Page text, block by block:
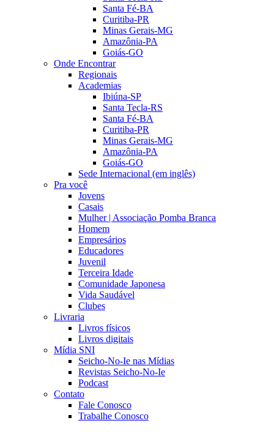
Santa Fé-BA
Curitiba-PR
Minas Gerais-MG
Amazônia-PA
Goiás-GO
Onde Encontrar
Regionais
Academias
Ibiúna-SP
Santa Tecla-RS
Santa Fé-BA
Curitiba-PR
Minas Gerais-MG
Amazônia-PA
Goiás-GO
Sede Internacional (em inglês)
Pra você
Jovens
Casais
Mulher | Associação Pomba Branca
Homem
Empresários
Educadores
Juvenil
Terceira Idade
Comunidade Japonesa
Vida Saudável
Clubes
Livraria
Livros físicos
Livros digitais
Mídia SNI
Seicho-No-Ie nas Mídias
Revistas Seicho-No-Ie
Podcast
Contato
Fale Conosco
Trabalhe Conosco